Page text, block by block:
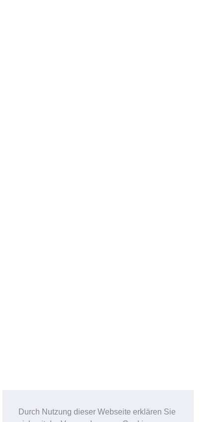
Durch Nutzung dieser Webseite erklären Sie